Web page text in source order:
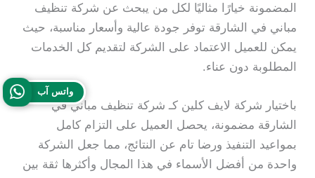
المضمونة خيارًا مثاليًا لكل من يبحث عن شركة تنظيف
مباني في الشارقة توفر جودة عالية وأسعار مناسبة، حيث
يمكن للعميل الاعتماد على الشركة لتقديم كل الخدمات
المطلوبة دون عناء.
باختيار شركة لايف كلين كـ شركة تنظيف مباني في
الشارقة مضمونة، يحصل العميل على التزام كامل
بمواعيد التنفيذ ورضا تام عن النتائج، مما جعل الشركة
واحدة من أفضل الأسماء في هذا المجال وأكثرها ثقة بين
واتس آب